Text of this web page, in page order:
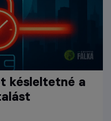
késleltetné a